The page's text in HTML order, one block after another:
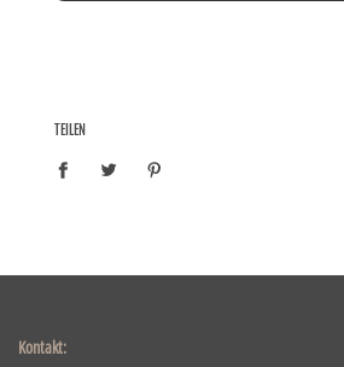
TEILEN
Kontakt: